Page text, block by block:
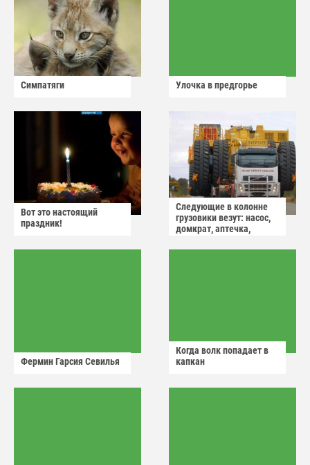
Симпатяги Улочка в предгорье
Вот это настоящий
праздник!
Следующие в колонне
грузовики везут: насос,
домкрат, аптечка,
Фермин Гарсия Севилья
Когда волк попадает в
капкан